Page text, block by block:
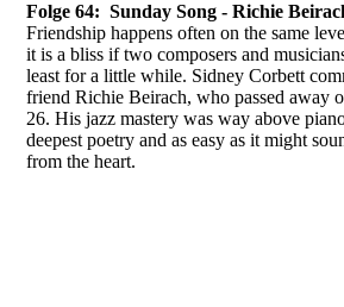
Folge 64: Sunday Song - Richie
Friendship happens often on the same
it is a bliss if two composers and
least for a little while. Sidney Corbett
friend Richie Beirach, who passed away
26. His jazz mastery was way above
deepest poetry and as easy as it might
from the heart.